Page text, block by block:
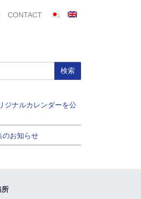
CONTACT
ジナルカレンダーを公
のお知らせ
所